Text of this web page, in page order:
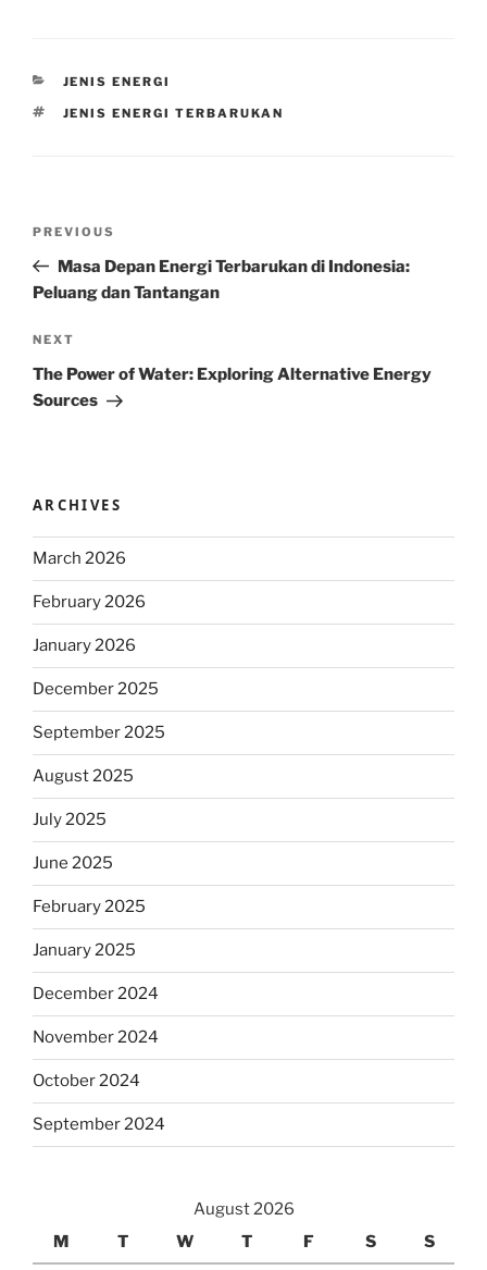
CATEGORIES
JENIS ENERGI
TAGS
JENIS ENERGI TERBARUKAN
Previous
Post
PREVIOUS
Masa Depan Energi Terbarukan di Indonesia:
Peluang dan Tantangan
Next
Post
NEXT
The Power of Water: Exploring Alternative Energy
Sources
ARCHIVES
March 2026
February 2026
January 2026
December 2025
September 2025
August 2025
July 2025
June 2025
February 2025
January 2025
December 2024
November 2024
October 2024
September 2024
August 2026
M
T W T F S S